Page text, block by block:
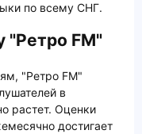
по всему СНГ.
"Ретро FM"
"Ретро FM"
в
растет. Оценки
достигает